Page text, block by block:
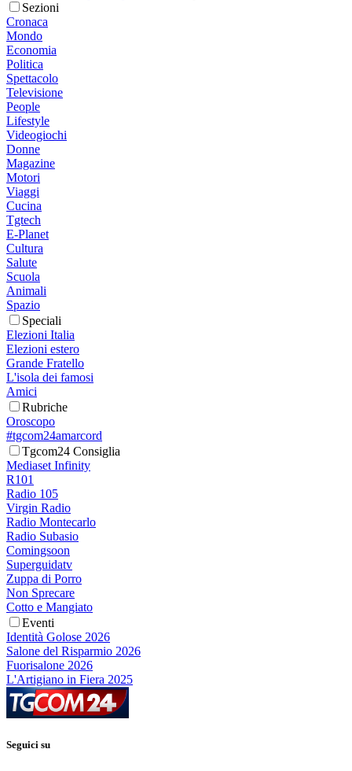
Sezioni
Cronaca
Mondo
Economia
Politica
Spettacolo
Televisione
People
Lifestyle
Videogiochi
Donne
Magazine
Motori
Viaggi
Cucina
Tgtech
E-Planet
Cultura
Salute
Scuola
Animali
Spazio
Speciali
Elezioni Italia
Elezioni estero
Grande Fratello
L'isola dei famosi
Amici
Rubriche
Oroscopo
#tgcom24amarcord
Tgcom24 Consiglia
Mediaset Infinity
R101
Radio 105
Virgin Radio
Radio Montecarlo
Radio Subasio
Comingsoon
Superguidatv
Zuppa di Porro
Non Sprecare
Cotto e Mangiato
Eventi
Identità Golose 2026
Salone del Risparmio 2026
Fuorisalone 2026
L'Artigiano in Fiera 2025
Seguici su